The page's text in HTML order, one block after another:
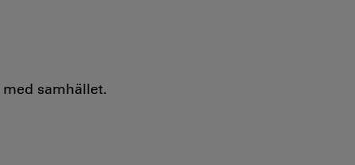
samhället.